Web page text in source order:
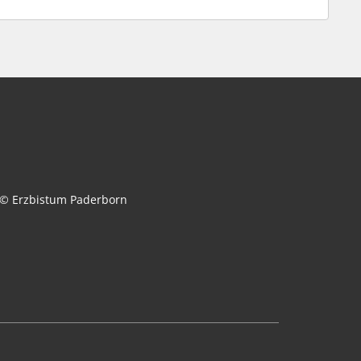
© Erzbistum Paderborn